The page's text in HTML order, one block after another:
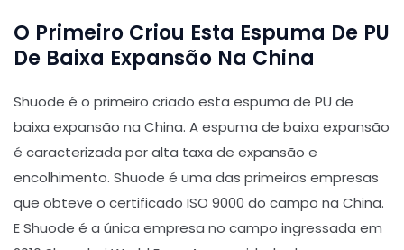
O Primeiro Criou Esta Espuma De PU
De Baixa Expansão Na China
Shuode é o primeiro criado esta espuma de PU de
baixa expansão na China. A espuma de baixa expansão
é caracterizada por alta taxa de expansão e
encolhimento. Shuode é uma das primeiras empresas
que obteve o certificado ISO 9000 do campo na China.
E Shuode é a única empresa no campo ingressada em